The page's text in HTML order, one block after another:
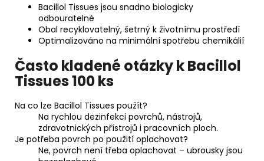
Bacillol Tissues jsou snadno biologicky
odbouratelné
Obal recyklovatelný, šetrný k životnímu prostředí
Optimalizováno na minimální spotřebu chemikálií
Často kladené otázky k Bacillol
Tissues 100 ks
Na co lze Bacillol Tissues použít?
Na rychlou dezinfekci povrchů, nástrojů,
zdravotnických přístrojů i pracovních ploch.
Je potřeba povrch po použití oplachovat?
Ne, povrch není třeba oplachovat – ubrousky jsou